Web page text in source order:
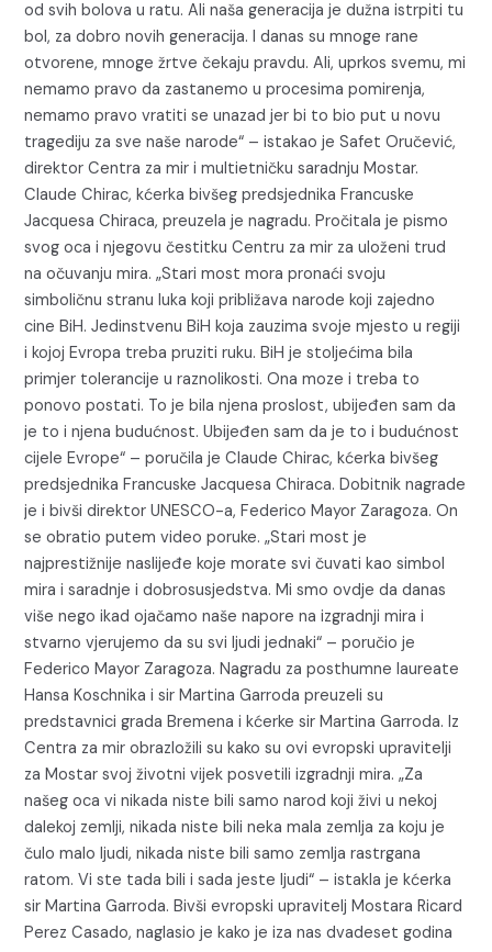
od svih bolova u ratu. Ali naša generacija je dužna istrpiti tu
bol, za dobro novih generacija. I danas su mnoge rane
otvorene, mnoge žrtve čekaju pravdu. Ali, uprkos svemu, mi
nemamo pravo da zastanemo u procesima pomirenja,
nemamo pravo vratiti se unazad jer bi to bio put u novu
tragediju za sve naše narode“ – istakao je Safet Oručević,
direktor Centra za mir i multietničku saradnju Mostar.
Claude Chirac, kćerka bivšeg predsjednika Francuske
Jacquesa Chiraca, preuzela je nagradu. Pročitala je pismo
svog oca i njegovu čestitku Centru za mir za uloženi trud
na očuvanju mira. „Stari most mora pronaći svoju
simboličnu stranu luka koji približava narode koji zajedno
cine BiH. Jedinstvenu BiH koja zauzima svoje mjesto u regiji
i kojoj Evropa treba pruziti ruku. BiH je stoljećima bila
primjer tolerancije u raznolikosti. Ona moze i treba to
ponovo postati. To je bila njena proslost, ubijeđen sam da
je to i njena budućnost. Ubijeđen sam da je to i budućnost
cijele Evrope“ – poručila je Claude Chirac, kćerka bivšeg
predsjednika Francuske Jacquesa Chiraca. Dobitnik nagrade
je i bivši direktor UNESCO-a, Federico Mayor Zaragoza. On
se obratio putem video poruke. „Stari most je
najprestižnije naslijeđe koje morate svi čuvati kao simbol
mira i saradnje i dobrosusjedstva. Mi smo ovdje da danas
više nego ikad ojačamo naše napore na izgradnji mira i
stvarno vjerujemo da su svi ljudi jednaki“ – poručio je
Federico Mayor Zaragoza. Nagradu za posthumne laureate
Hansa Koschnika i sir Martina Garroda preuzeli su
predstavnici grada Bremena i kćerke sir Martina Garroda. Iz
Centra za mir obrazložili su kako su ovi evropski upravitelji
za Mostar svoj životni vijek posvetili izgradnji mira. „Za
našeg oca vi nikada niste bili samo narod koji živi u nekoj
dalekoj zemlji, nikada niste bili neka mala zemlja za koju je
čulo malo ljudi, nikada niste bili samo zemlja rastrgana
ratom. Vi ste tada bili i sada jeste ljudi“ – istakla je kćerka
sir Martina Garroda. Bivši evropski upravitelj Mostara Ricard
Perez Casado, naglasio je kako je iza nas dvadeset godina